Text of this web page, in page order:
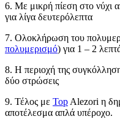
6. Με μικρή πίεση στο νύχι
για λίγα δευτερόλεπτα
7. Ολοκλήρωση του
πολυμερισμό) για 1 – 2
8. Η περιοχή της
δύο στρώσεις
9. Τέλος με Top Alezori η
αποτέλεσμα απλά υπέροχο.